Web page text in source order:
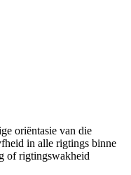
oriëntasie van die
in alle rigtings binne
of rigtingswakheid